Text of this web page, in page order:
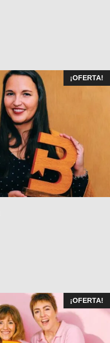
¡OFERTA!
¡OFERTA!